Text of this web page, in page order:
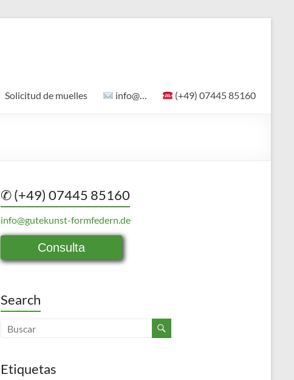
Solicitud de muelles info@… (+49) 07445 85160
✆ (+49) 07445 85160
info@gutekunst-formfedern.de
Consulta
Search
Etiquetas